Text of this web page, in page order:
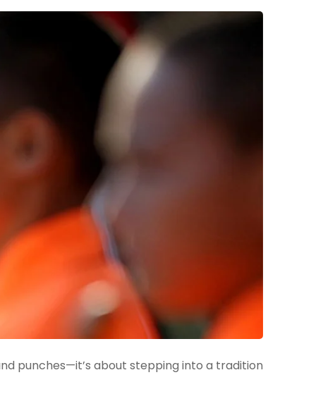
punches—it’s about stepping into a tradition